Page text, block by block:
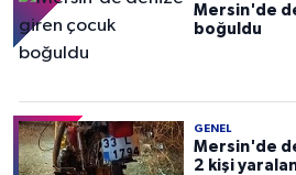
Mersin'de
boğuldu
GENEL
Mersin'de
2 kişi